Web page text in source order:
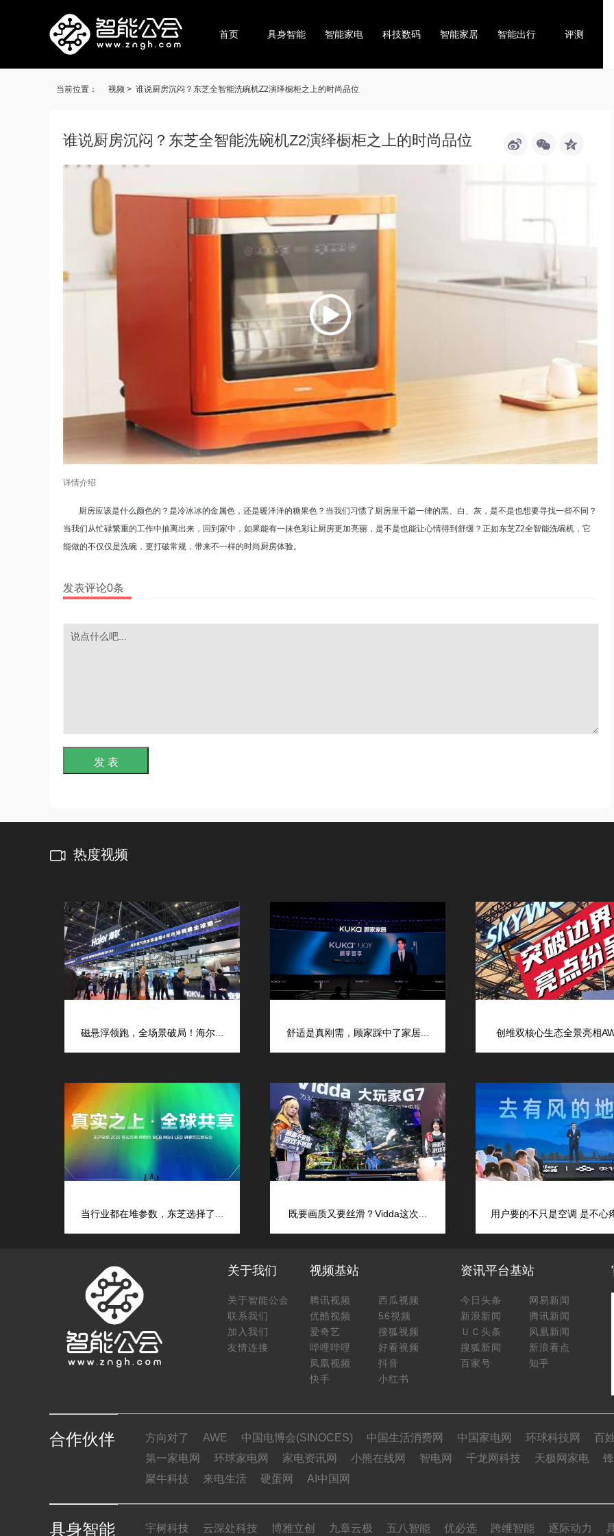
首页 具身智能 智能家电 科技数码 智能家居 智能出行 评测
当前位置： 视频 > 谁说厨房沉闷？东芝全智能洗碗机Z2演绎橱柜之上的时尚品位
谁说厨房沉闷？东芝全智能洗碗机Z2演绎橱柜之上的时尚品位
详情介绍
厨房应该是什么颜色的？是冷冰冰的金属色，还是暖洋洋的糖果色？当我们习惯了厨房里千篇一律的黑、白、灰，是不是也想要寻找一些不同？
当我们从忙碌繁重的工作中抽离出来，回到家中，如果能有一抹色彩让厨房更加亮丽，是不是也能让心情得到舒缓？正如东芝Z2全智能洗碗机，它
能做的不仅仅是洗碗，更打破常规，带来不一样的时尚厨房体验。
发表评论0条
发 表
热度视频
磁悬浮领跑，全场景破局！海尔... 舒适是真刚需，顾家踩中了家居... 创维双核心生态全景亮相
当行业都在堆参数，东芝选择了... 既要画质又要丝滑？Vidda这次... 用户要的不只是空调 是不心
关于我们
关于智能公会
联系我们
加入我们
友情连接
视频基站
腾讯视频
西瓜视频
优酷视频
56视频
爱奇艺
搜狐视频
哔哩哔哩
好看视频
凤凰视频
抖音
快手
小红书
资讯平台基站
今日头条
网易新闻
新浪新闻
腾讯新闻
ＵＣ头条
凤凰新闻
搜狐新闻
新浪看点
百家号
知乎
合作伙伴 方向对了 AWE 中国电博会(SINOCES) 中国生活消费网 中国家电网 环球科技网
百
第一家电网
环球家电网 家电资讯网 小熊在线网 智电网 千龙网科技 天极网家电
聚牛科技
来电生活 硬蛋网 AI中国网
具身智能 宇树科技 云深处科技 博雅立创 九章云极 五八智能 优必选 跨维智能 逐际动力